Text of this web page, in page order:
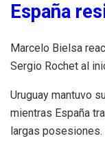
España
Marcelo Bielsa
Sergio Rochet al
Uruguay mantuvo
mientras España
largas posesiones.